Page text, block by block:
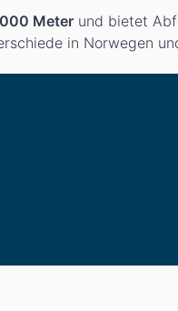
Meter und bietet
in Norwegen